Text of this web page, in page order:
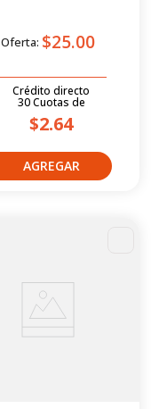
Oferta: $25.00
Crédito directo
30Cuotas de
$2.64